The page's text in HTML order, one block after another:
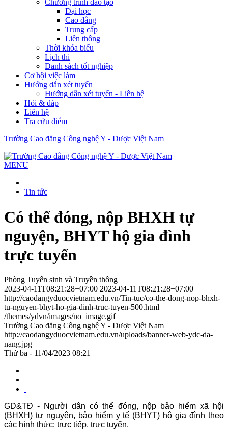
Chương trình đào tạo
Đại học
Cao đẳng
Trung cấp
Liên thông
Thời khóa biểu
Lịch thi
Danh sách tốt nghiệp
Cơ hội việc làm
Hướng dẫn xét tuyển
Hướng dẫn xét tuyển - Liên hệ
Hỏi & đáp
Liên hệ
Tra cứu điểm
Trường Cao đẳng Công nghệ Y - Dược Việt Nam
MENU
Tin tức
Có thể đóng, nộp BHXH tự
nguyện, BHYT hộ gia đình
trực tuyến
Phòng Tuyển sinh và Truyền thông
2023-04-11T08:21:28+07:00 2023-04-11T08:21:28+07:00
http://caodangyduocvietnam.edu.vn/Tin-tuc/co-the-dong-nop-bhxh-
tu-nguyen-bhyt-ho-gia-dinh-truc-tuyen-500.html
/themes/ydvn/images/no_image.gif
Trường Cao đẳng Công nghệ Y - Dược Việt Nam
http://caodangyduocvietnam.edu.vn/uploads/banner-web-ydc-da-
nang.jpg
Thứ ba - 11/04/2023 08:21
GD&TĐ - Người dân có thể đóng, nộp bảo hiểm xã hội
(BHXH) tự nguyện, bảo hiểm y tế (BHYT) hộ gia đình theo
các hình thức: trực tiếp, trực tuyến.